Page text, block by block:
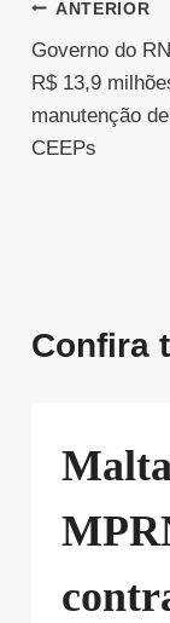
de
Post
ANTERIOR
Governo do
R$ 13,9
manutenção
CEEPs
Confira